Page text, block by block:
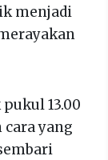
menjadi
13.00
yang